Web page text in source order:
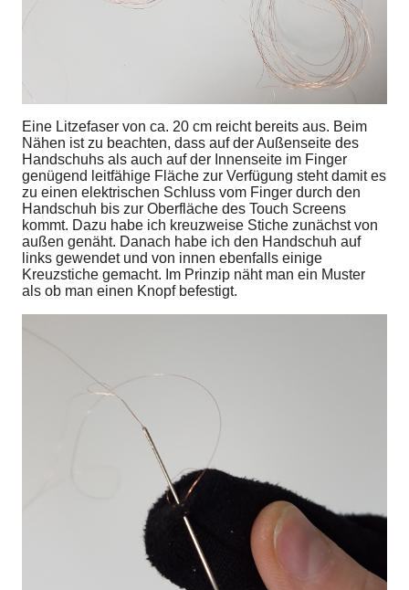
Eine Litzefaser von ca. 20 cm reicht bereits aus. Beim
Nähen ist zu beachten, dass auf der Außenseite des
Handschuhs als auch auf der Innenseite im Finger
genügend leitfähige Fläche zur Verfügung steht damit es
zu einen elektrischen Schluss vom Finger durch den
Handschuh bis zur Oberfläche des Touch Screens
kommt. Dazu habe ich kreuzweise Stiche zunächst von
außen genäht. Danach habe ich den Handschuh auf
links gewendet und von innen ebenfalls einige
Kreuzstiche gemacht. Im Prinzip näht man ein Muster
als ob man einen Knopf befestigt.